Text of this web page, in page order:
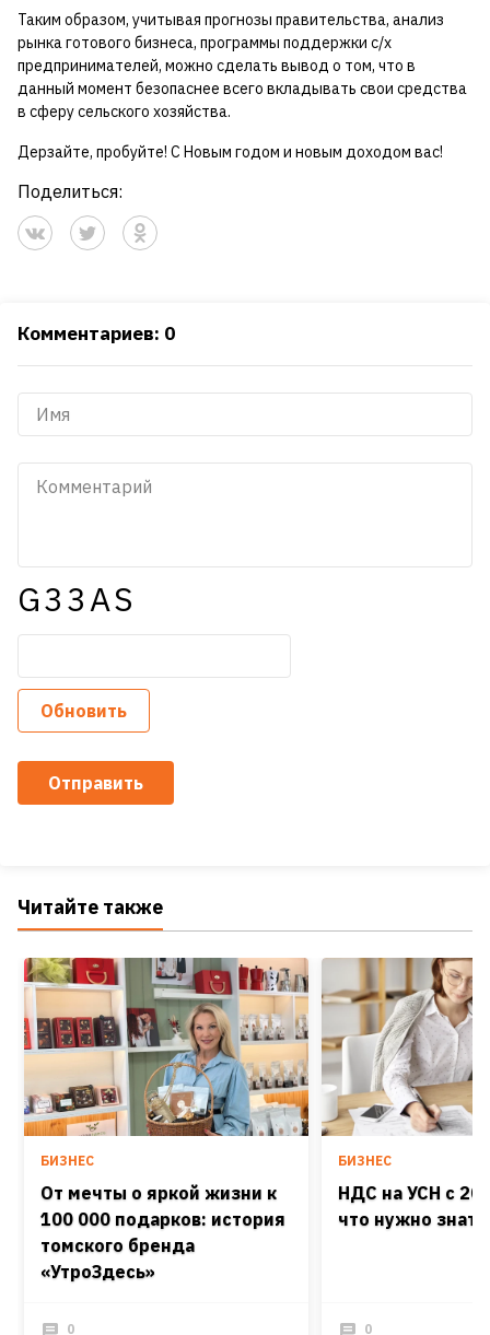
Таким образом, учитывая прогнозы правительства, анализ
рынка готового бизнеса, программы поддержки с/х
предпринимателей, можно сделать вывод о том, что в
данный момент безопаснее всего вкладывать свои средства
в сферу сельского хозяйства.
Дерзайте, пробуйте! С Новым годом и новым доходом вас!
Поделиться:
Комментариев: 0
G33AS
Обновить
Отправить
Читайте также
БИЗНЕС
От мечты о яркой жизни к
100 000 подарков: история
томского бренда
«УтроЗдесь»
0
БИЗНЕС
НДС на УСН с
что нужно
0